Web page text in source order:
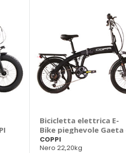
Bicicletta elettrica E-
Bike pieghevole Gaeta
COPPI
COPPI
Nero 22,20kg